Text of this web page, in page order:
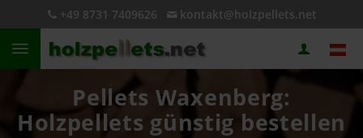
+49 8731 7409626 kontakt@holzpellets.net
Pellets Waxenberg:
Holzpellets günstig bestellen